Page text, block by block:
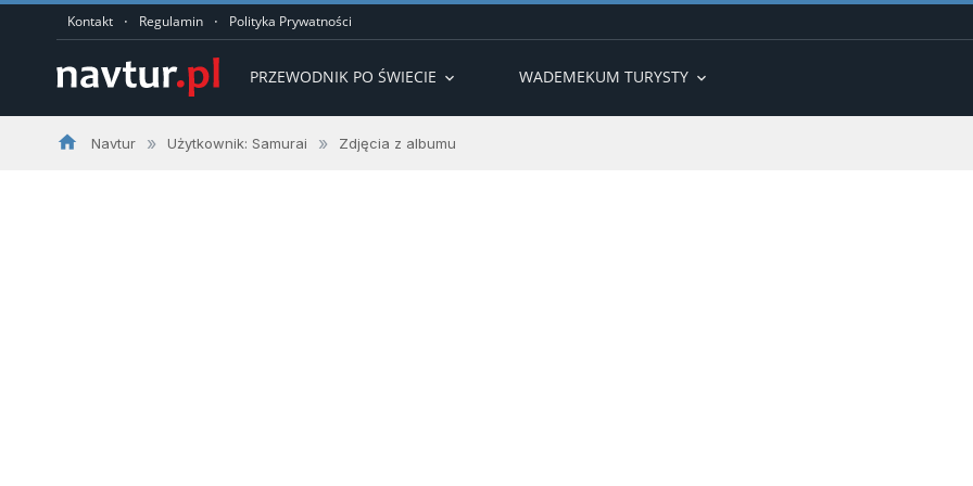
Kontakt · Regulamin · Polityka Prywatności
PRZEWODNIK PO ŚWIECIE expand_more WADEMEKUM TURYSTY expand_more
home Navtur » Użytkownik: Samurai » Zdjęcia z albumu